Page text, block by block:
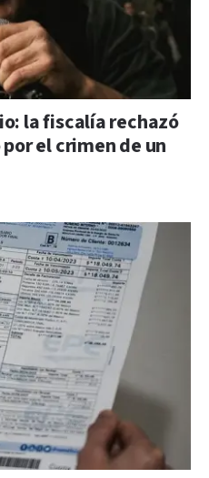
la fiscalía rechazó
el crimen de un